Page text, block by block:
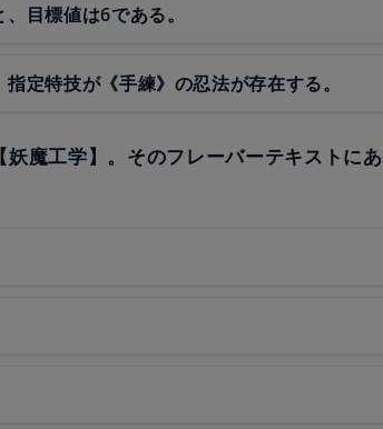
目標値は6である。
定特技が《手練》の忍法が存在する。
魔工学】。そのフレーバーテキストに